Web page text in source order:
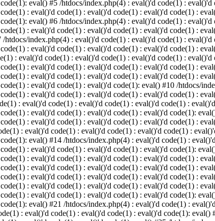
eval() #5 /htdocs/index.php(4) : eval()'d code(1) :
: eval()'d code(1) : eval()'d code(1) : eval()'d code(1) :
eval() #6 /htdocs/index.php(4) : eval()'d code(1) :
: eval()'d code(1) : eval()'d code(1) : eval()'d code(1) :
index.php(4) : eval()'d code(1) : eval()'d code(1) :
: eval()'d code(1) : eval()'d code(1) : eval()'d code(1) :
: eval()'d code(1) : eval()'d code(1) : eval()'d code(1) :
: eval()'d code(1) : eval()'d code(1) : eval()'d code(1) :
: eval()'d code(1) : eval()'d code(1) : eval()'d code(1) :
: eval()'d code(1) : eval()'d code(1): eval() #10 /htdocs/
: eval()'d code(1) : eval()'d code(1) : eval()'d code(1) :
: eval()'d code(1) : eval()'d code(1) : eval()'d code(1) :
: eval()'d code(1) : eval()'d code(1) : eval()'d code(1):
: eval()'d code(1) : eval()'d code(1) : eval()'d code(1) :
: eval()'d code(1) : eval()'d code(1) : eval()'d code(1) :
eval() #14 /htdocs/index.php(4) : eval()'d code(1) :
: eval()'d code(1) : eval()'d code(1) : eval()'d code(1):
: eval()'d code(1) : eval()'d code(1) : eval()'d code(1) :
: eval()'d code(1) : eval()'d code(1) : eval()'d code(1) :
: eval()'d code(1) : eval()'d code(1) : eval()'d code(1) :
: eval()'d code(1) : eval()'d code(1) : eval()'d code(1) :
: eval()'d code(1) : eval()'d code(1) : eval()'d code(1):
eval() #21 /htdocs/index.php(4) : eval()'d code(1) :
: eval()'d code(1) : eval()'d code(1) : eval()'d code(1):